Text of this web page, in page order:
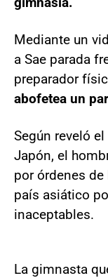
Mediante un
a Sae parada
preparador
abofetea un
Según reveló
Japón, el
por órdenes de
país asiático
inaceptables.
La gimnasta